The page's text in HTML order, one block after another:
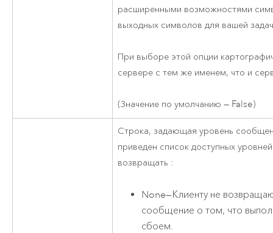
расширенными возможностями
выходных символов для вашей
При выборе этой опции
сервере с тем же именем, что и
(Значение по умолчанию — False)
Строка, задающая уровень
приведен список доступных
возвращать :
None—Клиенту не
сообщение о том, что
сбоем.